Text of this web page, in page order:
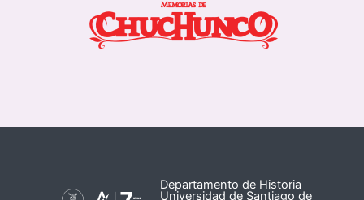
Departamento de Historia
Universidad de Santiago de